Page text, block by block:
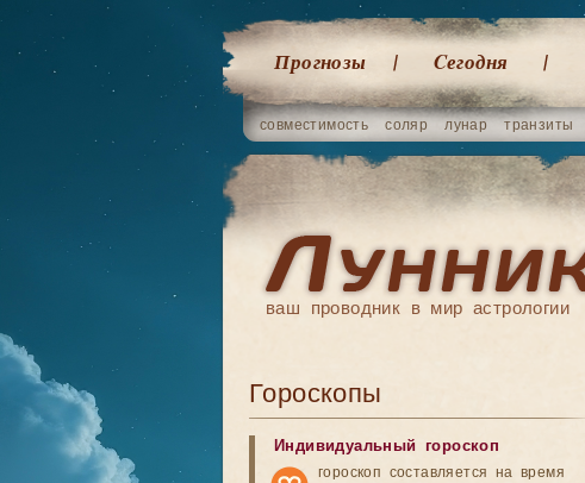
Прогнозы Cегодня
совместимость соляр лунар транзиты
ваш проводник в мир астрологии
Гороскопы
Индивидуальный гороскоп
гороскоп составляется на время